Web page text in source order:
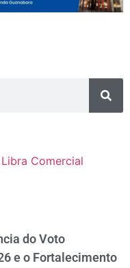
Libra Comercial
do Voto
e o Fortalecimento